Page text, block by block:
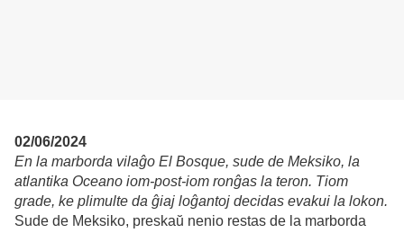
02/06/2024
En la marborda vilaĝo El Bosque, sude de Meksiko, la
atlantika Oceano iom-post-iom ronĝas la teron. Tiom
grade, ke plimulte da ĝiaj loĝantoj decidas evakui la lokon.
Sude de Meksiko, preskaŭ nenio restas de la marborda